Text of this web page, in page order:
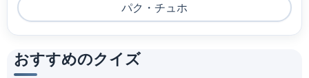
パク・チュホ
おすすめのクイズ